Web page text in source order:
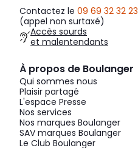
Contactez le 09 69 32 32 23
(appel non surtaxé)
Accès sourds
et malentendants
À propos de Boulanger
Qui sommes nous
Plaisir partagé
L'espace Presse
Nos services
Nos marques Boulanger
SAV marques Boulanger
Le Club Boulanger